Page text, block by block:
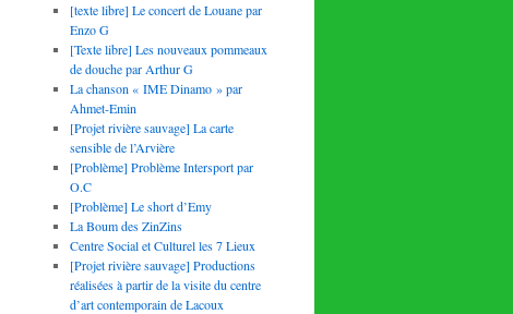
[texte libre] Le concert de Louane par
Enzo G
[Texte libre] Les nouveaux pommeaux
de douche par Arthur G
La chanson « IME Dinamo » par
Ahmet-Emin
[Projet rivière sauvage] La carte
sensible de l’Arvière
[Problème] Problème Intersport par
O.C
[Problème] Le short d’Emy
La Boum des ZinZins
Centre Social et Culturel les 7 Lieux
[Projet rivière sauvage] Productions
réalisées à partir de la visite du centre
d’art contemporain de Lacoux